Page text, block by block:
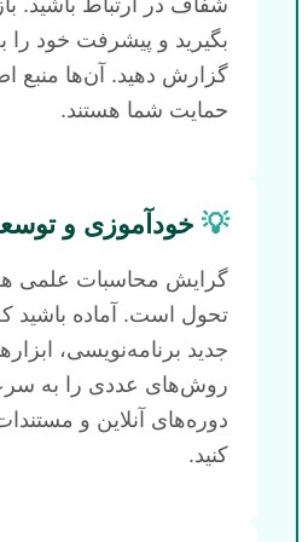
شفاف در ارتباط باشید.
بگیرید و پیشرفت خود
گزارش دهید. آن‌ها منبع
حمایت شما هستند.
💡 خودآموزی و
گرایش محاسبات علمی
تحول است. آماده باشید
جدید برنامه‌نویسی،
روش‌های عددی را به
دوره‌های آنلاین و
کنید.